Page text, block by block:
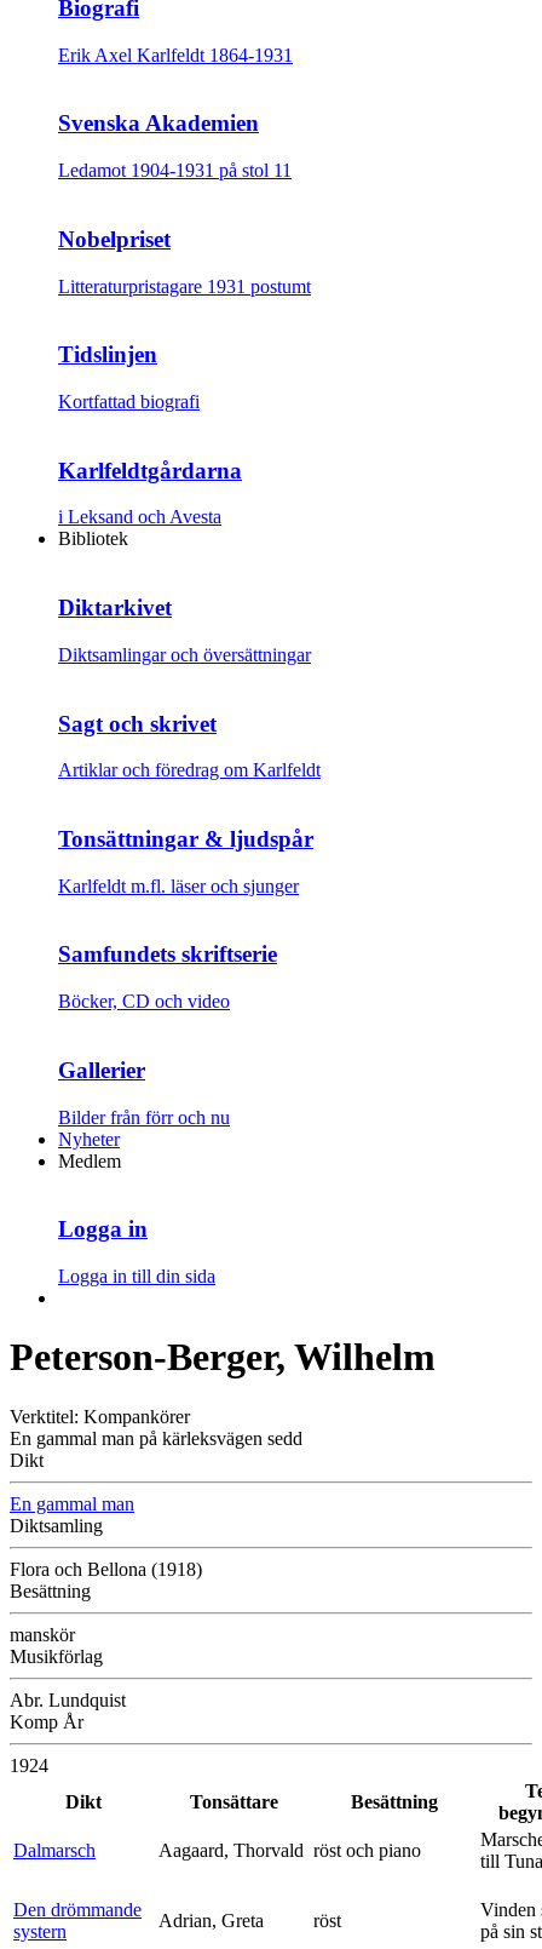
Biografi
Erik Axel Karlfeldt 1864-1931
Svenska Akademien
Ledamot 1904-1931 på stol 11
Nobelpriset
Litteraturpristagare 1931 postumt
Tidslinjen
Kortfattad biografi
Karlfeldtgårdarna
i Leksand och Avesta
Bibliotek
Diktarkivet
Diktsamlingar och översättningar
Sagt och skrivet
Artiklar och föredrag om Karlfeldt
Tonsättningar & ljudspår
Karlfeldt m.fl. läser och sjunger
Samfundets skriftserie
Böcker, CD och video
Gallerier
Bilder från förr och nu
Nyheter
Medlem
Logga in
Logga in till din sida
Peterson-Berger, Wilhelm
Verktitel: Kompankörer
En gammal man på kärleksvägen sedd
Dikt
En gammal man
Diktsamling
Flora och Bellona (1918)
Besättning
manskör
Musikförlag
Abr. Lundquist
Komp År
1924
Dikt
Tonsättare Besättning
Dalmarsch
Aagaard, Thorvald röst och piano
till Tuna
Den drömmande
systern
Adrian, Greta röst
Vinden
på sin